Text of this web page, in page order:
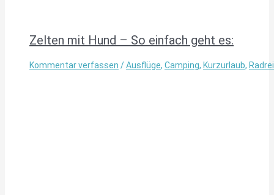
Zelten mit Hund – So einfach geht es:
Kommentar verfassen /Ausflüge, Camping, Kurzurlaub,